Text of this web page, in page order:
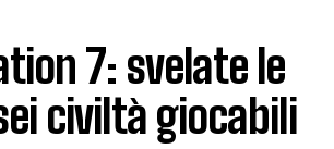
7: svelate le
civiltà giocabili